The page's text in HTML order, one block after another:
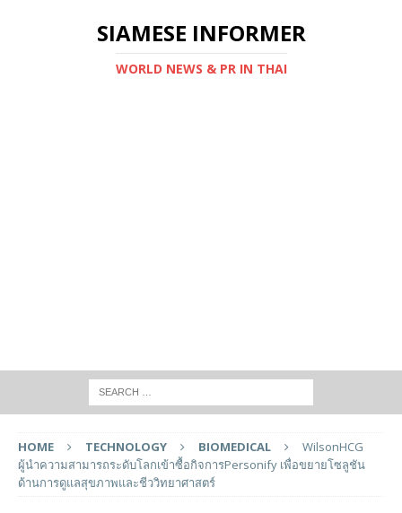
SIAMESE INFORMER
WORLD NEWS & PR IN THAI
HOME TECHNOLOGY BIOMEDICAL
WilsonHCG
ผู้นำความสามารถระดับโลกเข้าซื้อกิจการPersonify เพื่อขยายโซลูชัน
ด้านการดูแลสุขภาพและชีววิทยาศาสตร์